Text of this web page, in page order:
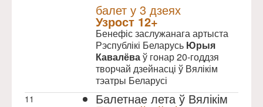
балет у 3 дзеях
Узрoст 12+
Бенефіс заслужанага артыста
Рэспублікі Беларусь Юрыя
Кавалёваў гонар 20-годдзя
творчай дзейнасці ў Вялікім
тэатры Беларусі
11
Балетнае лета ў Вялікім